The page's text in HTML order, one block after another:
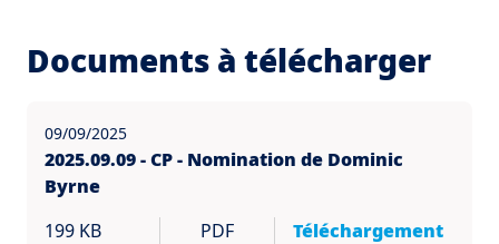
Documents à télécharger
09/09/2025
2025.09.09 - CP - Nomination de Dominic
Byrne
199 KB
PDF Téléchargement